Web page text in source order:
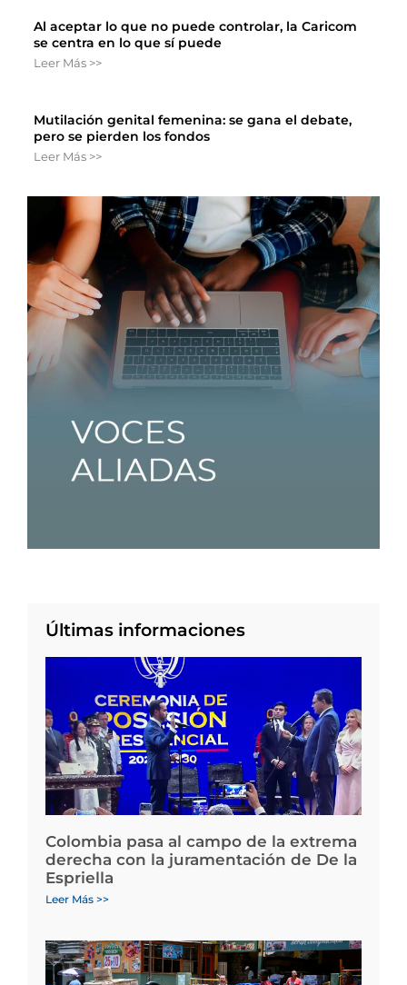
Al aceptar lo que no puede controlar, la Caricom
se centra en lo que sí puede
Leer Más >>
Mutilación genital femenina: se gana el debate,
pero se pierden los fondos
Leer Más >>
Últimas informaciones
Colombia pasa al campo de la extrema
derecha con la juramentación de De la
Espriella
Leer Más >>